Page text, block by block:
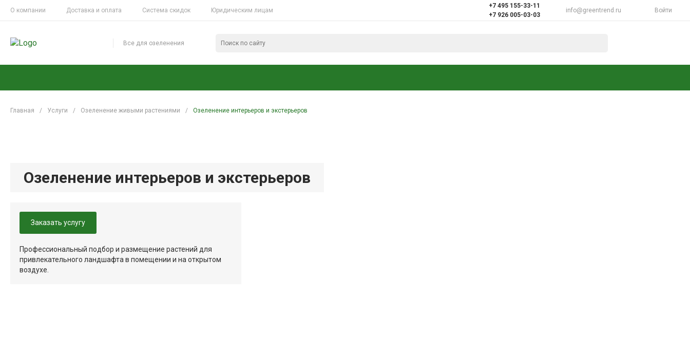
О компании Доставка и оплата Система скидок Юридическим лицам
+7 495 155-33-11
+7 926 005-03-03
info@greentrend.ru Войти
Все для озеленения
Главная / Услуги / Озеленение живыми растениями / Озеленение интерьеров и экстерьеров
Озеленение интерьеров и экстерьеров
Заказать услугу
Профессиональный подбор и размещение растений для
привлекательного ландшафта в помещении и на открытом
воздухе.